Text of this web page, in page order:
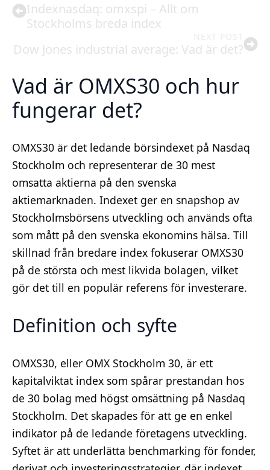
Indexnasdaq: omxspi – Allt om
Stockholms breda index
Dow Jones industrial average: Vad är det?
Vad är OMXS30 och hur
fungerar det?
OMXS30 är det ledande börsindexet på Nasdaq
Stockholm och representerar de 30 mest
omsatta aktierna på den svenska
aktiemarknaden. Indexet ger en snapshop av
Stockholmsbörsens utveckling och används ofta
som mått på den svenska ekonomins hälsa. Till
skillnad från bredare index fokuserar OMXS30
på de största och mest likvida bolagen, vilket
gör det till en populär referens för investerare.
Definition och syfte
OMXS30, eller OMX Stockholm 30, är ett
kapitalviktat index som spårar prestandan hos
de 30 bolag med högst omsättning på Nasdaq
Stockholm. Det skapades för att ge en enkel
indikator på de ledande företagens utveckling.
Syftet är att underlätta benchmarking för fonder,